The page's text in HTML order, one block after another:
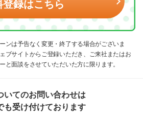
登録はこちら
ンは予告なく変更・終了する場合がございま
ブサイトからご登録いただき、ご来社またはお
と面談をさせていただいた方に限ります。
いてのお問い合わせは
も受け付けております